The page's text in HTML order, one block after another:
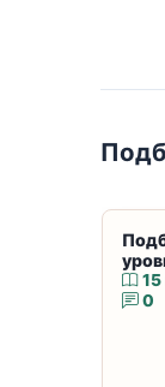
15
0